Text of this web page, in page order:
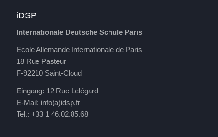
iDSP
Internationale Deutsche Schule Paris
Ecole Allemande Internationale de Paris
18 Rue Pasteur
F-92210 Saint-Cloud
Eingang: 12 Rue Lelégard
E-Mail: info(a)idsp.fr
Tel.: +33 1 46.02.85.68